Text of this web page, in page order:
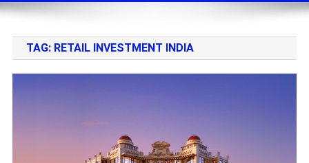
TAG: RETAIL INVESTMENT INDIA